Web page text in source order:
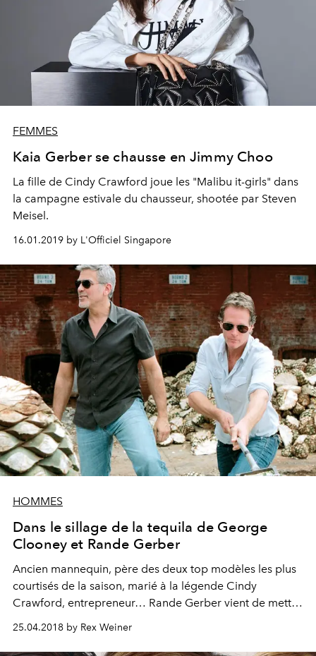
FEMMES
Kaia Gerber se chausse en Jimmy Choo
La fille de Cindy Crawford joue les "Malibu it-girls" dans
la campagne estivale du chausseur, shootée par Steven
Meisel.
16.01.2019 by L'Officiel Singapore
HOMMES
Dans le sillage de la tequila de George
Clooney et Rande Gerber
Ancien mannequin, père des deux top modèles les plus
courtisés de la saison, marié à la légende Cindy
Crawford, entrepreneur… Rande Gerber vient de mettre
25.04.2018 by Rex Weiner